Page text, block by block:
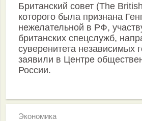
Британский совет (The
которого была признана
нежелательной в РФ,
британских спецслужб,
суверенитета независимых
заявили в Центре
России.
Экономика